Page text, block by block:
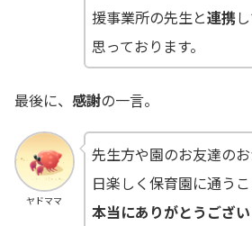
援事業所の先生と連携
思っております。
最後に、 感謝の一言。
ヤドママ
先生方や園のお友達の
日楽しく保育園に通うこ
本当にありがとうござい